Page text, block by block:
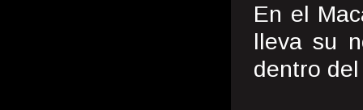
En el
lleva su
dentro